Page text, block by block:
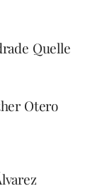
Quelle
Otero